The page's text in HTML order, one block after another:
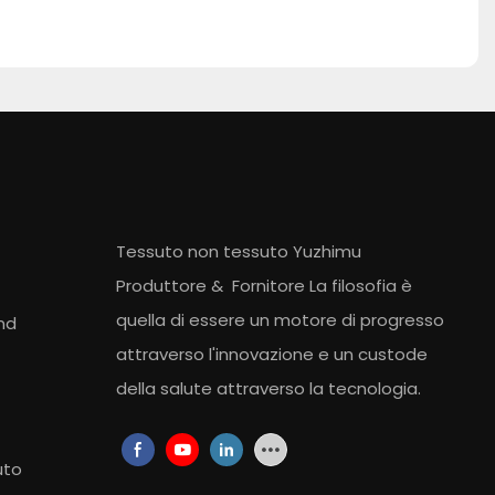
Tessuto non tessuto Yuzhimu
Produttore & Fornitore La filosofia è
quella di essere un motore di progresso
attraverso l'innovazione e un custode
della salute attraverso la tecnologia.